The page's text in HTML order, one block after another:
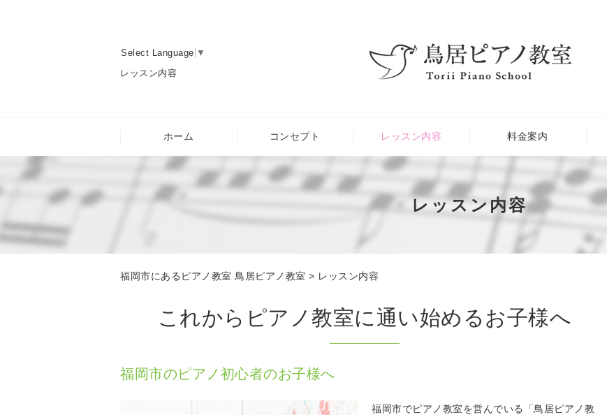
Select Language ▼
レッスン内容
ホーム コンセプト レッスン内容 料金案内
レッスン内容
福岡市にあるピアノ教室 鳥居ピアノ教室 > レッスン内容
これからピアノ教室に通い始めるお子様へ
福岡市のピアノ初心者のお子様へ
福岡市でピアノ教室を営んでいる「鳥居ピアノ教